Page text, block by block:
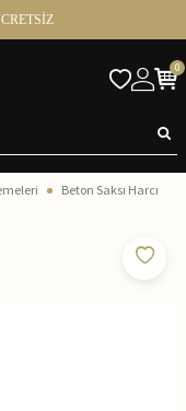
0
Beton Saksı Harcı